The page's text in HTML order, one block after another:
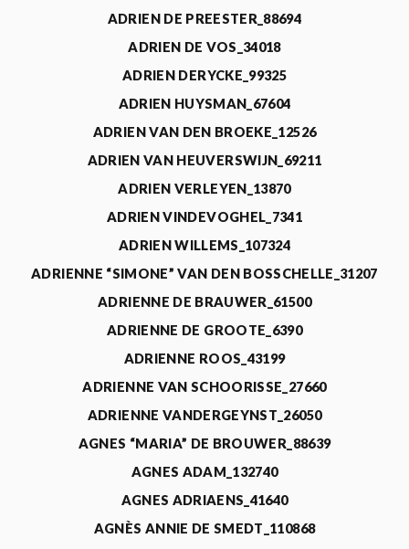
ADRIEN DE PREESTER_88694
ADRIEN DE VOS_34018
ADRIEN DERYCKE_99325
ADRIEN HUYSMAN_67604
ADRIEN VAN DEN BROEKE_12526
ADRIEN VAN HEUVERSWIJN_69211
ADRIEN VERLEYEN_13870
ADRIEN VINDEVOGHEL_7341
ADRIEN WILLEMS_107324
ADRIENNE “SIMONE” VAN DEN BOSSCHELLE_31207
ADRIENNE DE BRAUWER_61500
ADRIENNE DE GROOTE_6390
ADRIENNE ROOS_43199
ADRIENNE VAN SCHOORISSE_27660
ADRIENNE VANDERGEYNST_26050
AGNES “MARIA” DE BROUWER_88639
AGNES ADAM_132740
AGNES ADRIAENS_41640
AGNÈS ANNIE DE SMEDT_110868